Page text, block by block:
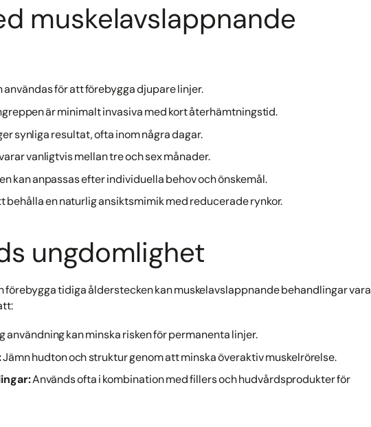
muskelavslappnande
användas för att förebygga djupare linjer.
är minimalt invasiva med kort återhämtningstid.
synliga resultat, ofta inom några dagar.
vanligtvis mellan tre och sex månader.
kan anpassas efter individuella behov och önskemål.
behålla en naturlig ansiktsmimik med reducerade rynkor.
ungdomlighet
förebygga tidiga ålderstecken kan muskelavslappnande behandlingar vara
användning kan minska risken för permanenta linjer.
Jämn hudton och struktur genom att minska överaktiv muskelrörelse.
Används ofta i kombination med fillers och hudvårdsprodukter för